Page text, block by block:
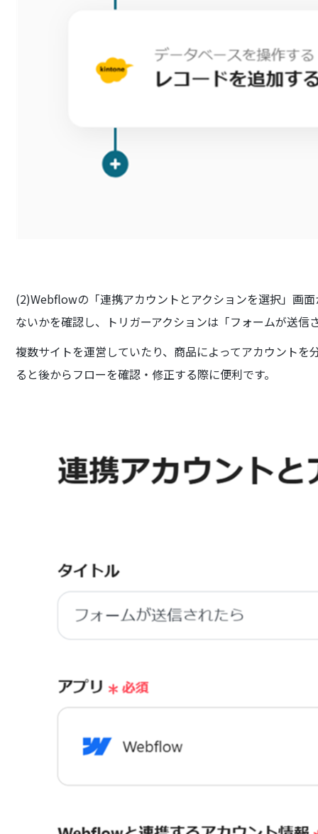
(2)Webflowの「連携アカウントとアクションを選択」画
ないかを確認し、トリガーアクションは「フォームが送
複数サイトを運営していたり、商品によってアカウント
ると後からフローを確認・修正する際に便利です。